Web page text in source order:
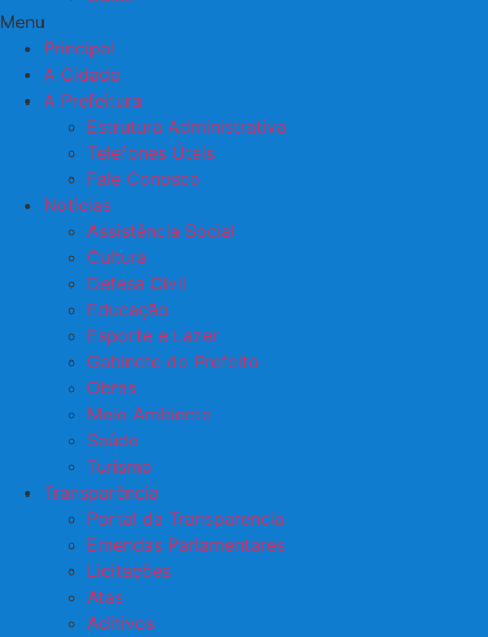
Menu
Principal
A Cidade
A Prefeitura
Estrutura Administrativa
Telefones Úteis
Fale Conosco
Notícias
Assistência Social
Cultura
Defesa Civil
Educação
Esporte e Lazer
Gabinete do Prefeito
Obras
Meio Ambiente
Saúde
Turismo
Transparência
Portal da Transparencia
Emendas Parlamentares
Licitações
Atas
Aditivos